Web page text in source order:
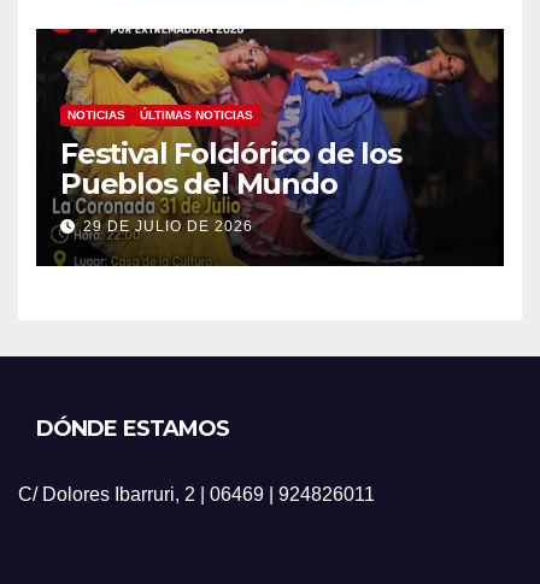
NOTICIAS ÚLTIMAS NOTICIAS
Festival Folclórico de los
Pueblos del Mundo
29 DE JULIO DE 2026
DÓNDE ESTAMOS
C/ Dolores Ibarruri, 2 | 06469 | 924826011